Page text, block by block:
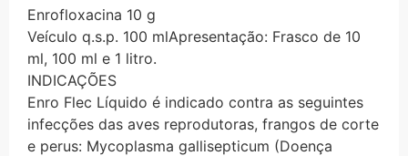
Enrofloxacina 10 g
Veículo q.s.p. 100 mlApresentação: Frasco de 10
ml, 100 ml e 1 litro.
INDICAÇÕES
Enro Flec Líquido é indicado contra as seguintes
infecções das aves reprodutoras, frangos de corte
e perus: Mycoplasma gallisepticum (Doença